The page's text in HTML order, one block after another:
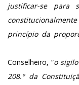
justificar-se para
princípio da
Como
Conselheiro, “o
208.º da